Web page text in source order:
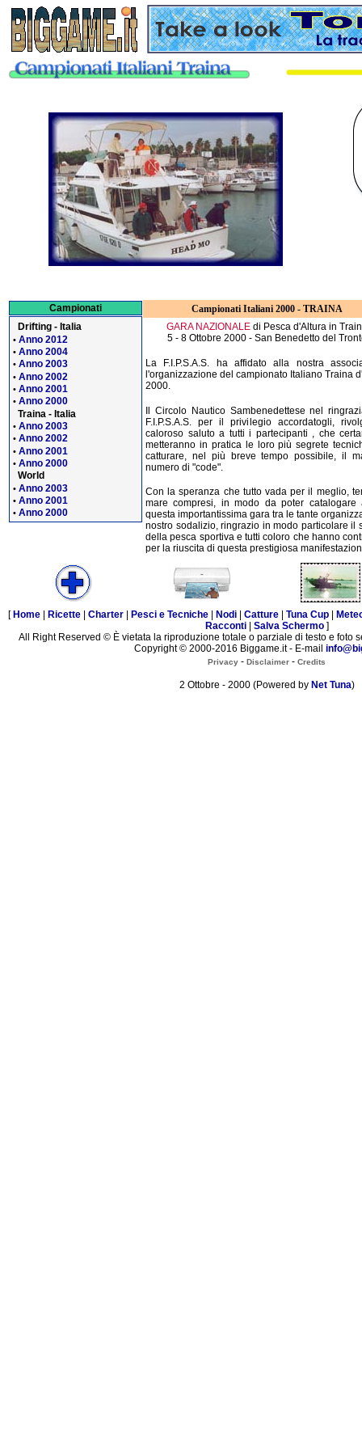
Campionati
Drifting - Italia
• Anno 2012
• Anno 2004
• Anno 2003
• Anno 2002
• Anno 2001
• Anno 2000
Traina - Italia
• Anno 2003
• Anno 2002
• Anno 2001
• Anno 2000
World
• Anno 2003
• Anno 2001
• Anno 2000
Campionati Italiani 2000 - TRAINA
GARA NAZIONALE di Pesca d'Altura in
5 - 8 Ottobre 2000 - San Benedetto del
La F.I.P.S.A.S. ha affidato alla nostra
l'organizzazione del campionato Italiano Traina
2000.
Il Circolo Nautico Sambenedettese nel
F.I.P.S.A.S. per il privilegio accordatogli,
caloroso saluto a tutti i partecipanti , che
metteranno in pratica le loro più segrete
catturare, nel più breve tempo possibile, il
numero di "code".
Con la speranza che tutto vada per il meglio,
mare compresi, in modo da poter catalogare
questa importantissima gara tra le tante
nostro sodalizio, ringrazio in modo particolare il
della pesca sportiva e tutti coloro che hanno
per la riuscita di questa prestigiosa
[ Home Ricette Charter Pesci e Tecniche Nodi Catture Tuna Cup
Racconti| Salva Schermo]
All Right Reserved © È vietata la riproduzione totale o parziale di testo e foto
Copyright © 2000-2016 Biggame.it - E-mail
Privacy - Disclaimer - Credits
2 Ottobre - 2000 (Powered by Net Tuna)